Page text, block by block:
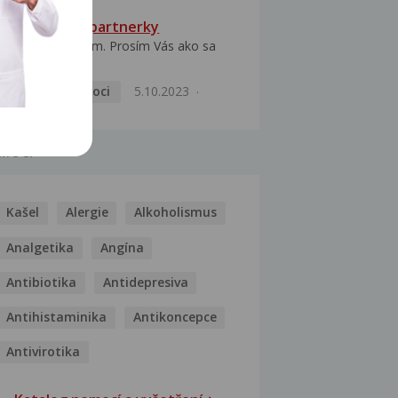
HPV typ 52 u partnerky
Dobrý deň prajem. Prosím Vás ako sa
Pohlavní nemoci
5.10.2023
Kašel Alergie Alkoholismus
Analgetika Angína
Antibiotika Antidepresiva
Antihistaminika Antikoncepce
Antivirotika